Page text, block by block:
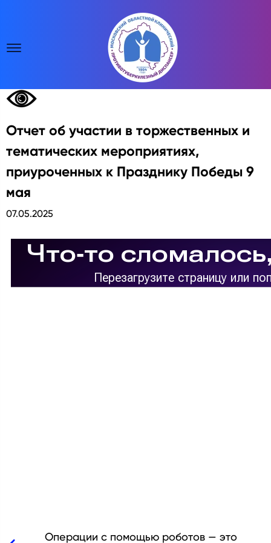
Отчет об участии в торжественных и
тематических мероприятиях,
приуроченных к Празднику Победы 9
мая
07.05.2025
Операции с помощью роботов — это